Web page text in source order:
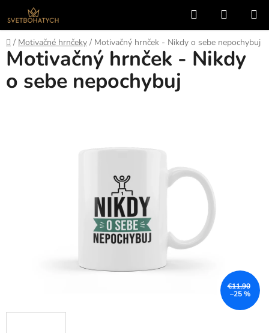
na
obsah
Hľadať
KOŠÍK
Domov
/ Motivačné hrnčeky / Motivačný hrnček - Nikdy o sebe nepochybuj
Motivačný hrnček - Nikdy
o sebe nepochybuj
€11,90
–25 %